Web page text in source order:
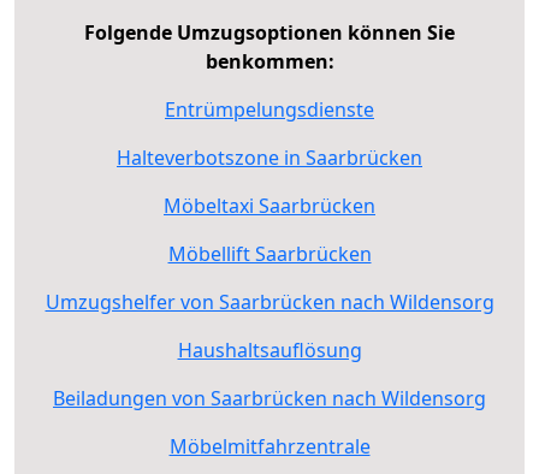
Folgende Umzugsoptionen können Sie
benkommen:
Entrümpelungsdienste
Halteverbotszone in Saarbrücken
Möbeltaxi Saarbrücken
Möbellift Saarbrücken
Umzugshelfer von Saarbrücken nach Wildensorg
Haushaltsauflösung
Beiladungen von Saarbrücken nach Wildensorg
Möbelmitfahrzentrale